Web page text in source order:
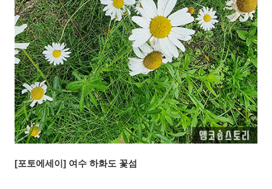
[포토에세이] 여수 하화도 꽃섬